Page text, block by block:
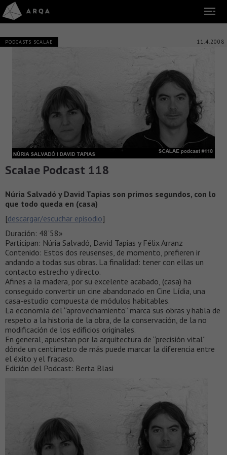
PODCASTS SCALAE 11.4.2008
Scalae Podcast 118
Núria Salvadó y David Tapias son primos segundos, con lo
que todo queda en (casa)
[descargar/escuchar episodio]
Duración: 48’58»
Participan: Núria Salvadó, David Tapias y Félix Arranz
Contenido: Estos dos reusenses, de momento, prefieren ir
andando a todas sus obras. La finalidad: tener con ellas un
contacto estrecho y directo.
Afines a la madera, por su excelente acabado, (casa) ha
conseguido convertir un cine abandonado en Cine Lídia, una
casa-estudio compuesta de módulos habitables.
La economía del “aprovechamiento” marca sus obras y habla de
respeto a la historia de la obra, de la conservación, de la no
modificación de los edificios originales.
En general, apuestan por la arquitectura de “precisión vital”
dónde un centímetro de más puede marcar la diferencia entre
el éxito y el fracaso.
Edición del Podcast: Berta Blasi